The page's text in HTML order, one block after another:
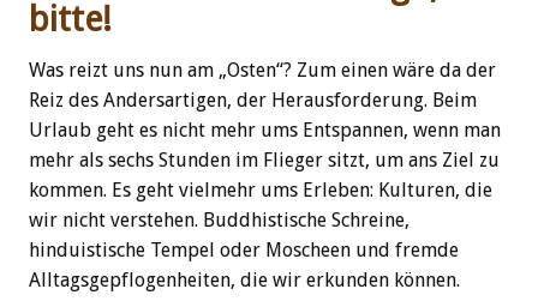
bitte!
Was reizt uns nun am „Osten“? Zum einen wäre da der
Reiz des Andersartigen, der Herausforderung. Beim
Urlaub geht es nicht mehr ums Entspannen, wenn man
mehr als sechs Stunden im Flieger sitzt, um ans Ziel zu
kommen. Es geht vielmehr ums Erleben: Kulturen, die
wir nicht verstehen. Buddhistische Schreine,
hinduistische Tempel oder Moscheen und fremde
Alltagsgepflogenheiten, die wir erkunden können.